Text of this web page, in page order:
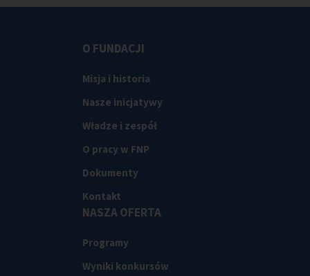
O FUNDACJI
Misja i historia
Nasze inicjatywy
Władze i zespół
O pracy w FNP
Dokumenty
Kontakt
NASZA OFERTA
Programy
Wyniki konkursów